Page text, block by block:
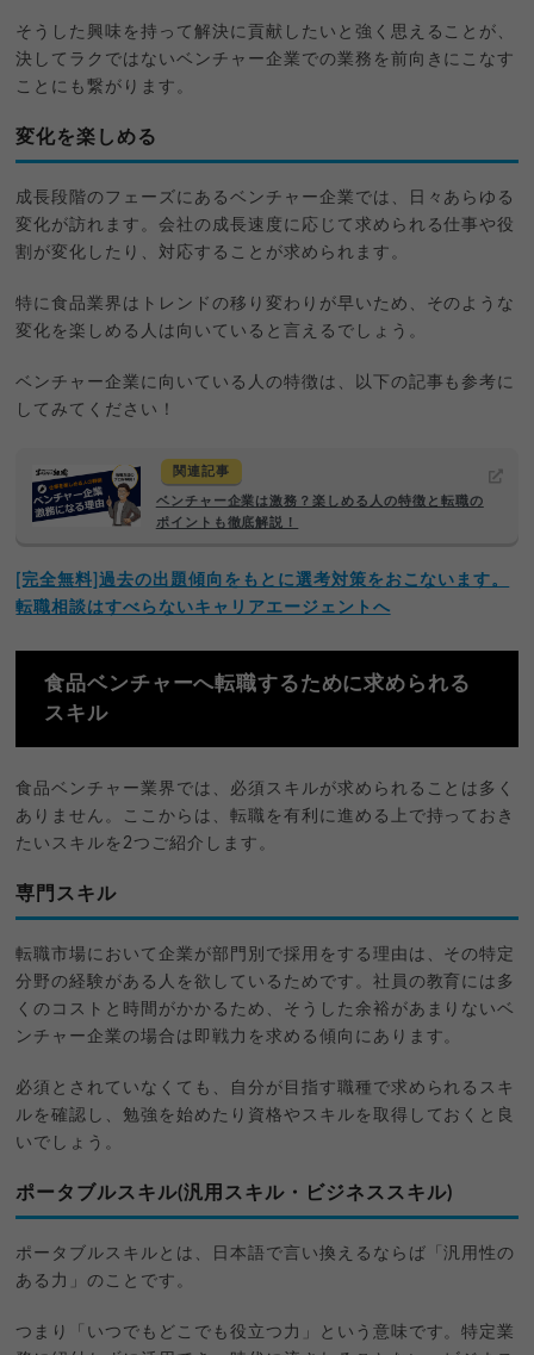
そうした興味を持って解決に貢献したいと強く思えることが、
決してラクではないベンチャー企業での業務を前向きにこなす
ことにも繋がります。
変化を楽しめる
成長段階のフェーズにあるベンチャー企業では、日々あらゆる
変化が訪れます。会社の成長速度に応じて求められる仕事や役
割が変化したり、対応することが求められます。
特に食品業界はトレンドの移り変わりが早いため、そのような
変化を楽しめる人は向いていると言えるでしょう。
ベンチャー企業に向いている人の特徴は、以下の記事も参考に
してみてください！
関連記事
ベンチャー企業は激務？楽しめる人の特徴と転職の
ポイントも徹底解説！
[完全無料]過去の出題傾向をもとに選考対策をおこないます。
転職相談はすべらないキャリアエージェントへ
食品ベンチャーへ転職するために求められる
スキル
食品ベンチャー業界では、必須スキルが求められることは多く
ありません。ここからは、転職を有利に進める上で持っておき
たいスキルを2つご紹介します。
専門スキル
転職市場において企業が部門別で採用をする理由は、その特定
分野の経験がある人を欲しているためです。社員の教育には多
くのコストと時間がかかるため、そうした余裕があまりないベ
ンチャー企業の場合は即戦力を求める傾向にあります。
必須とされていなくても、自分が目指す職種で求められるスキ
ルを確認し、勉強を始めたり資格やスキルを取得しておくと良
いでしょう。
ポータブルスキル(汎用スキル・ビジネススキル)
ポータブルスキルとは、日本語で言い換えるならば「汎用性の
ある力」のことです。
つまり「いつでもどこでも役立つ力」という意味です。特定業